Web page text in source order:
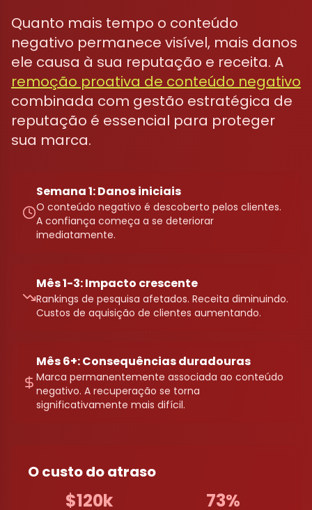
Quanto mais tempo o conteúdo
negativo permanece visível, mais danos
ele causa à sua reputação e receita. A
remoção proativa de conteúdo negativo
combinada com gestão estratégica de
reputação é essencial para proteger
sua marca.
Semana 1: Danos iniciais
O conteúdo negativo é descoberto pelos clientes.
A confiança começa a se deteriorar
imediatamente.
Mês 1-3: Impacto crescente
Rankings de pesquisa afetados. Receita diminuindo.
Custos de aquisição de clientes aumentando.
Mês 6+: Consequências duradouras
Marca permanentemente associada ao conteúdo
negativo. A recuperação se torna
significativamente mais difícil.
O custo do atraso
$120k 73%